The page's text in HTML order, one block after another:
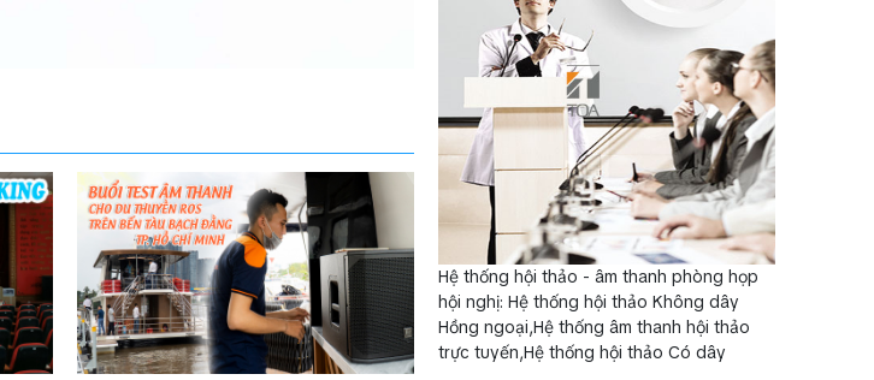
Hệ thống hội thảo - âm thanh phòng họp
hội nghị: Hệ thống hội thảo Không dây
Hồng ngoại,Hệ thống âm thanh hội thảo
trực tuyến,Hệ thống hội thảo Có dây